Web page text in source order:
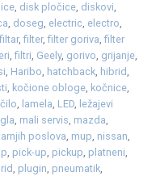
, disk pločice, diskovi,
, doseg, electric, electro,
filtar,filter,filter goriva,filter
,filtri, Geely, gorivo, grijanje,
, Haribo, hatchback, hibrid,
, kočione obloge, kočnice,
, lamela, LED, ležajevi
, mali servis, mazda,
poslova, mup, nissan,
, pick-up, pickup, platneni,
, plugin, pneumatik,